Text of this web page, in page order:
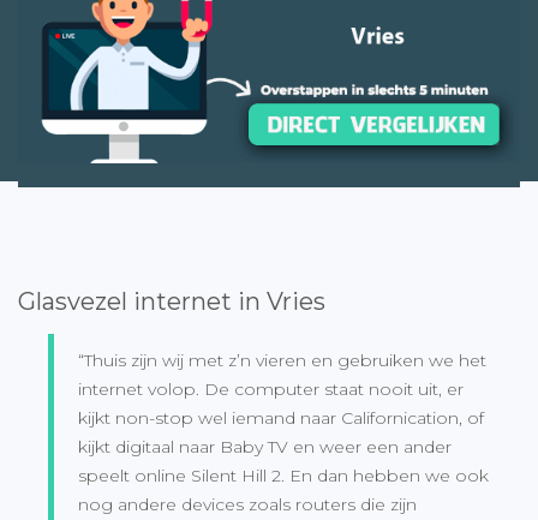
Glasvezel internet in Vries
“Thuis zijn wij met z’n vieren en gebruiken we het
internet volop. De computer staat nooit uit, er
kijkt non-stop wel iemand naar Californication, of
kijkt digitaal naar Baby TV en weer een ander
speelt online Silent Hill 2. En dan hebben we ook
nog andere devices zoals routers die zijn